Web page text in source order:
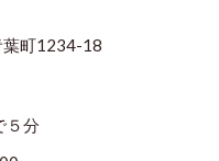
葉町1234-18
５分